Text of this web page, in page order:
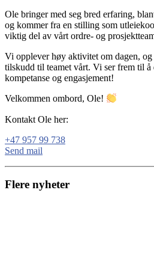
Ole bringer med seg bred erfaring,
og kommer fra en stilling som
viktig del av vårt ordre- og
Vi opplever høy aktivitet om dagen,
tilskudd til teamet vårt. Vi ser frem til å
kompetanse og engasjement!
Velkommen ombord, Ole!
Kontakt Ole her:
+47 957 99 738
Send mail
Flere nyheter